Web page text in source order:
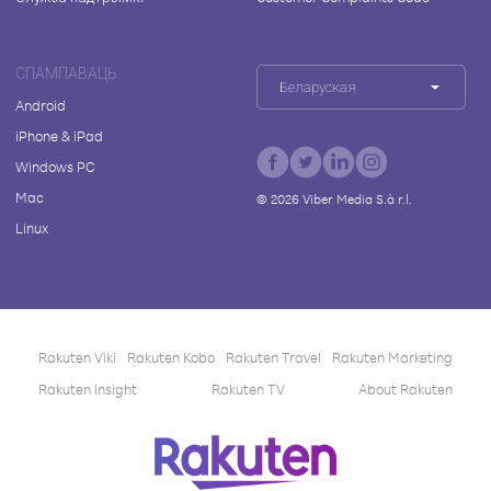
СПАМПАВАЦЬ
Android
iPhone & iPad
Windows PC
Mac
Linux
Беларуская
© 2026Viber Media S.à r.l.
Rakuten Viki Rakuten Kobo Rakuten Travel
Rakuten Marketing
Rakuten Insight
Rakuten TV About Rakuten